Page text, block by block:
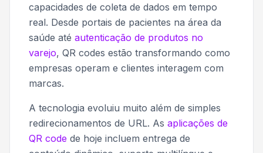
capacidades de coleta de dados em tempo
real. Desde portais de pacientes na área da
saúde até autenticação de produtos no
varejo, QR codes estão transformando como
empresas operam e clientes interagem com
marcas.
A tecnologia evoluiu muito além de simples
redirecionamentos de URL. As aplicações de
QR code de hoje incluem entrega de